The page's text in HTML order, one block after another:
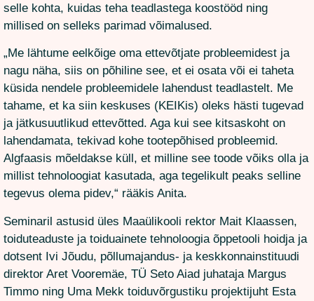
selle kohta, kuidas teha teadlastega koostööd ning
millised on selleks parimad võimalused.
„Me lähtume eelkõige oma ettevõtjate probleemidest ja
nagu näha, siis on põhiline see, et ei osata või ei taheta
küsida nendele probleemidele lahendust teadlastelt. Me
tahame, et ka siin keskuses (KEIKis) oleks hästi tugevad
ja jätkusuutlikud ettevõtted. Aga kui see kitsaskoht on
lahendamata, tekivad kohe tootepõhised probleemid.
Algfaasis mõeldakse küll, et milline see toode võiks olla ja
millist tehnoloogiat kasutada, aga tegelikult peaks selline
tegevus olema pidev,“ rääkis Anita.
Seminaril astusid üles Maaülikooli rektor Mait Klaassen,
toiduteaduste ja toiduainete tehnoloogia õppetooli hoidja ja
dotsent Ivi Jõudu, põllumajandus- ja keskkonnainstituudi
direktor Aret Vooremäe, TÜ Seto Aiad juhataja Margus
Timmo ning Uma Mekk toiduvõrgustiku projektijuht Esta